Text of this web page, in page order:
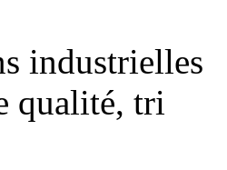
industrielles
qualité, tri